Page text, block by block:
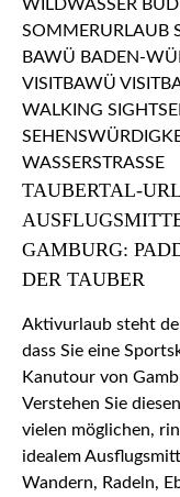
TAUBERTAL-
GAMBURG:
DER TAUBER
Aktivurlaub steht
dass Sie eine
Kanutour von
Verstehen Sie
vielen möglichen,
idealem
Wandern, Radeln,